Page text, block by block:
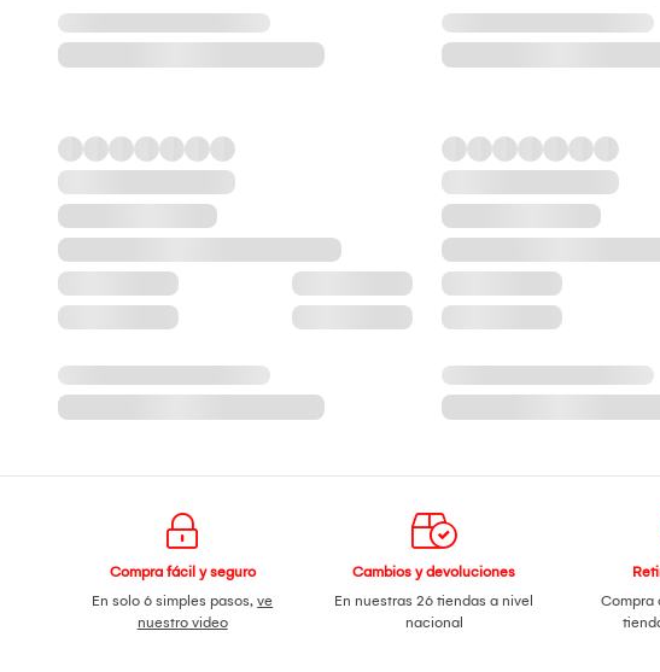
Compra fácil y seguro
En solo 6 simples pasos,ve
nuestro video
Cambios y devoluciones
En nuestras 26 tiendas a nivel
nacional
Compra